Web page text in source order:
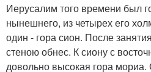
Иерусалим того времени был
нынешнего, из четырех его
один - гора сион. После
стеною обнес. К сиону с
довольно высокая гора